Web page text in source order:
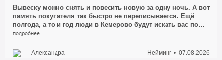
Вывеску можно снять и повесить новую за одну ночь. А вот
память покупателя так быстро не переписывается. Ещё
полгода, а то и год люди в Кемерово будут искать вас по
старому имени, заходить на старый профиль в соцсети,
доставать визитку из кошелька и звонить по номеру,
который вы давно сменили в шапке сайта.
подробнее
Александра Нейминг 07.08.2026